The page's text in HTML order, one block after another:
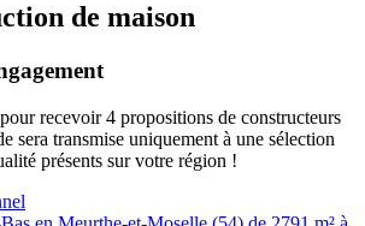
de maison
recevoir 4 propositions de constructeurs
sera transmise uniquement à une sélection
présents sur votre région !